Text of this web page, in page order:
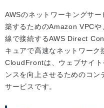
AWSのネットワーキングサ
築するためのAmazon VPCや
線で接続するAWS Direct
キュアで高速なネットワーク
CloudFrontは、ウェブサイ
ンスを向上させるためのコン
サービスです。